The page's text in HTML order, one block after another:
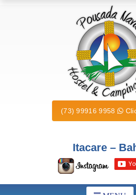
Itacare –
(73) 99916 9958